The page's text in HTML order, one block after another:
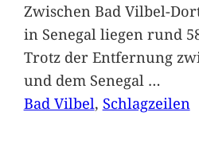
Zwischen Bad Vilbel-
in Senegal liegen rund
Trotz der Entfernung
und dem Senegal …
Bad Vilbel, Schlagzeilen